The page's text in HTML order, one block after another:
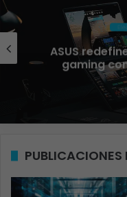
El 73% de
aseguran